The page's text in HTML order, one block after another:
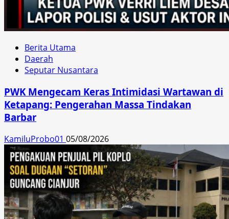
Berita Utama
Daerah
Seputar Nusantara
PWK Mengecam Keras Intimidasi Wartawan di
Ketapang: Pengerahan Massa Tindakan
Barbar
KamiluProbo01 05/08/2026